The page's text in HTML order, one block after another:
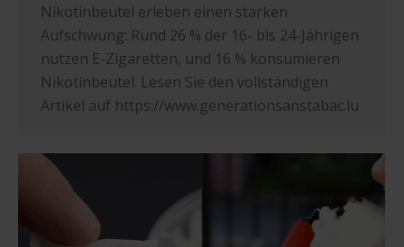
Nikotinbeutel erleben einen starken
Aufschwung: Rund 26 % der 16- bis 24-Jährigen
nutzen E-Zigaretten, und 16 % konsumieren
Nikotinbeutel. Lesen Sie den vollständigen
Artikel auf https://www.generationsanstabac.lu